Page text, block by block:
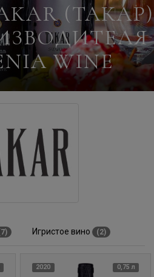
(ТАКАР)
WINE
Игристое вино (2)
2020 0,75 л